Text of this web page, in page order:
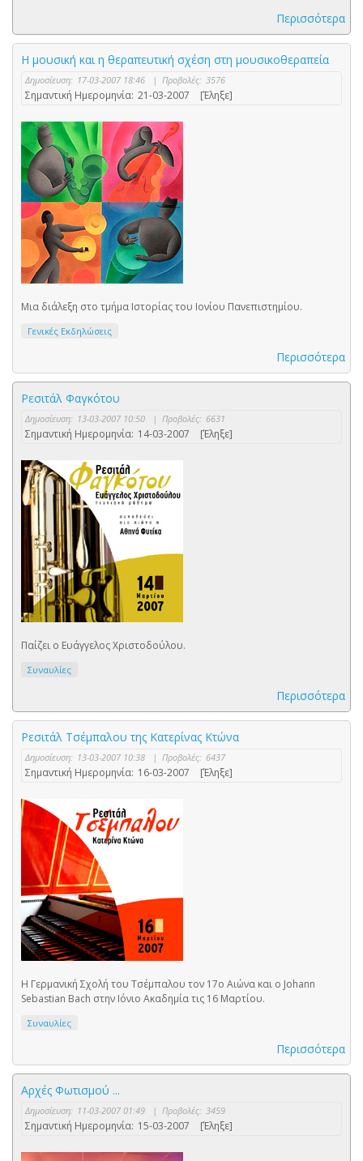
Περισσότερα
Η μουσική και η θεραπευτική σχέση στη μουσικοθεραπεία
Δημοσίευση: 17-03-2007 18:46 | Προβολές: 3576
Σημαντική Ημερομηνία: 21-03-2007 [Έληξε]
Μια διάλεξη στο τμήμα Ιστορίας του Ιονίου Πανεπιστημίου.
Γενικές Εκδηλώσεις
Περισσότερα
Ρεσιτάλ Φαγκότου
Δημοσίευση: 13-03-2007 10:50 | Προβολές: 6631
Σημαντική Ημερομηνία: 14-03-2007 [Έληξε]
Παίζει ο Ευάγγελος Χριστοδούλου.
Συναυλίες
Περισσότερα
Ρεσιτάλ Τσέμπαλου της Κατερίνας Κτώνα
Δημοσίευση: 13-03-2007 10:38 | Προβολές: 6437
Σημαντική Ημερομηνία: 16-03-2007 [Έληξε]
Η Γερμανική Σχολή του Τσέμπαλου τον 17ο Αιώνα και ο Johann
Sebastian Bach στην Ιόνιο Ακαδημία τις 16 Μαρτίου.
Συναυλίες
Περισσότερα
Αρχές Φωτισμού ...
Δημοσίευση: 11-03-2007 01:49 | Προβολές: 3459
Σημαντική Ημερομηνία: 15-03-2007 [Έληξε]